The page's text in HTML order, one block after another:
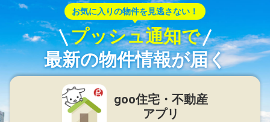
お気に入りの物件を見逃さない！
プッシュ通知で
最新の物件情報が届く
goo住宅・不動産
アプリ